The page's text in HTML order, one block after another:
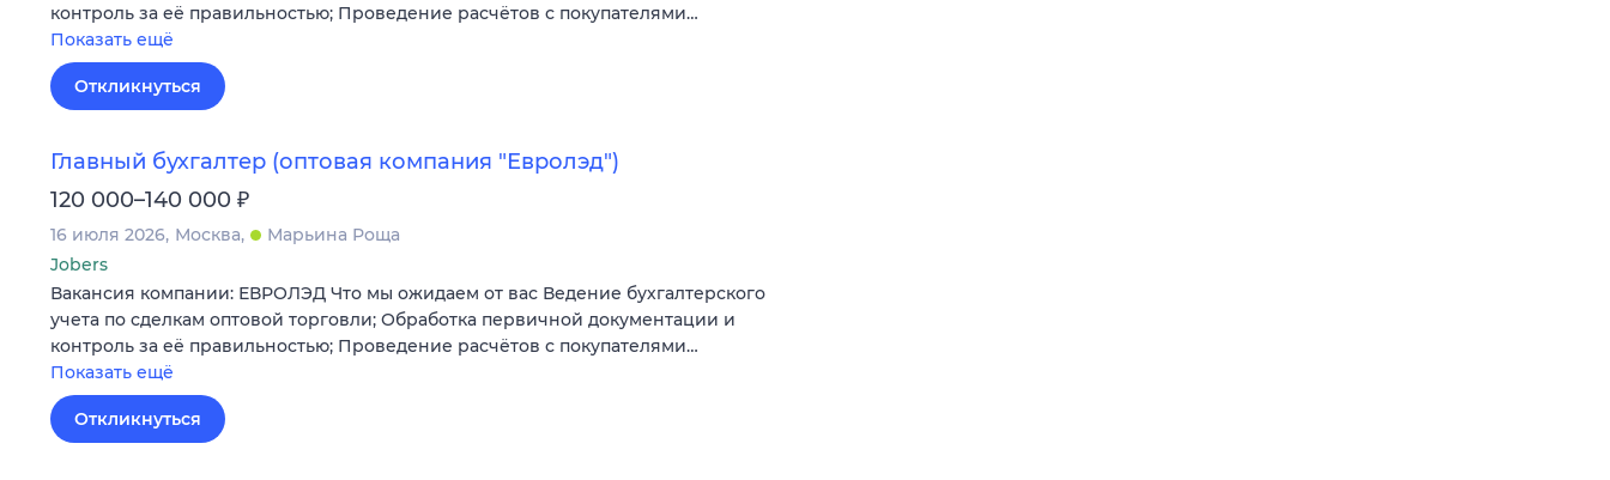
контроль за её правильностью; Проведение расчётов с покупателями…
Показать ещё
Откликнуться
Главный бухгалтер (оптовая компания "Евролэд")
120 000–140 000 ₽
16 июля 2026 Москва
Марьина Роща
Jobers
Вакансия компании: ЕВРОЛЭД Что мы ожидаем от вас Ведение бухгалтерского
учета по сделкам оптовой торговли; Обработка первичной документации и
контроль за её правильностью; Проведение расчётов с покупателями…
Показать ещё
Откликнуться